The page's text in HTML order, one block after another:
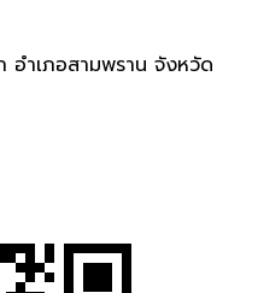
ำเภอสามพราน จังหวัด